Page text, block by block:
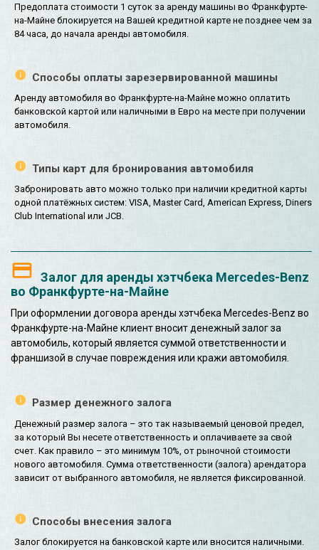
Предоплата стоимости 1 суток за аренду машины во Франкфурте-
на-Майне блокируется на Вашей кредитной карте не позднее чем за
84 часа, до начала аренды автомобиля.
Способы оплаты зарезервированной машины
Аренду автомобиля во Франкфурте-на-Майне можно оплатить
банковской картой или наличными в Евро на месте при получении
автомобиля.
Типы карт для бронирования автомобиля
Забронировать авто можно только при наличии кредитной карты
одной платёжных систем: VISA, Master Card, American Express, Diners
Club International или JCB.
Залог для аренды хэтчбека Mercedes-Benz
во Франкфурте-на-Майне
При оформлении договора аренды хэтчбека Mercedes-Benz во
Франкфурте-на-Майне клиент вносит денежный залог за
автомобиль, который является суммой ответственности и
франшизой в случае повреждения или кражи автомобиля.
Размер денежного залога
Денежный размер залога – это так называемый ценовой предел,
за который Вы несете ответственность и оплачиваете за свой
счет. Как правило – это минимум 10%, от рыночной стоимости
нового автомобиля. Сумма ответственности (залога) арендатора
зависит от выбранного автомобиля, не является фиксированной.
Способы внесения залога
Залог блокируется на банковской карте или вносится наличными.